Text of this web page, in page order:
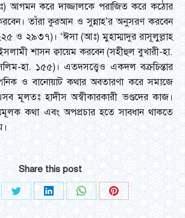
আগমন করে দাজ্জালকে পরাজিত করে কঠোর
করবেন। তাঁরা কুরআন ও সুন্নাহ’র অনুসরণ করবেন
ও ২৯৩৭)। ‘ঈসা (আঃ) মুহাম্মাদুর রাসূলুল্লাহ
শাসন ক্বায়েম করবেন (সহীহুল বুখারী-হা.
হা. ১৫৫)। এতদ্সত্ত্বেও একদল বক্রচিন্তার
ও বানোয়াট কথার অবতারণা করে সমাজে
মূলতঃ হাদীস অস্বীকারকারী ভণ্ডদের কাজ।
কথা এবং অপপ্রচার হতে সাবধান থাকতে
Share this post
Share Share Share Share